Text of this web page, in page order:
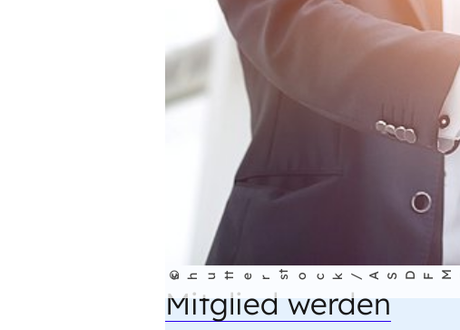
©
shu
t
ters t
ock/ASDF M
ED
I
Mitglied werden